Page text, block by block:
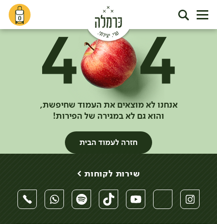
0
אנחנו לא מוצאים את העמוד שחיפשת,
והוא גם לא במגירה של הפירות!
חזרה לעמוד הבית
שירות לקוחות >